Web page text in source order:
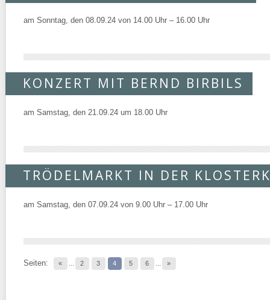
am Sonntag, den 08.09.24 von 14.00 Uhr – 16.00 Uhr
KONZERT MIT BERND BIRBILS
am Samstag, den 21.09.24 um 18.00 Uhr
TRÖDELMARKT IN DER
am Samstag, den 07.09.24 von 9.00 Uhr – 17.00 Uhr
Seiten: « 2 3 4 5 6 »